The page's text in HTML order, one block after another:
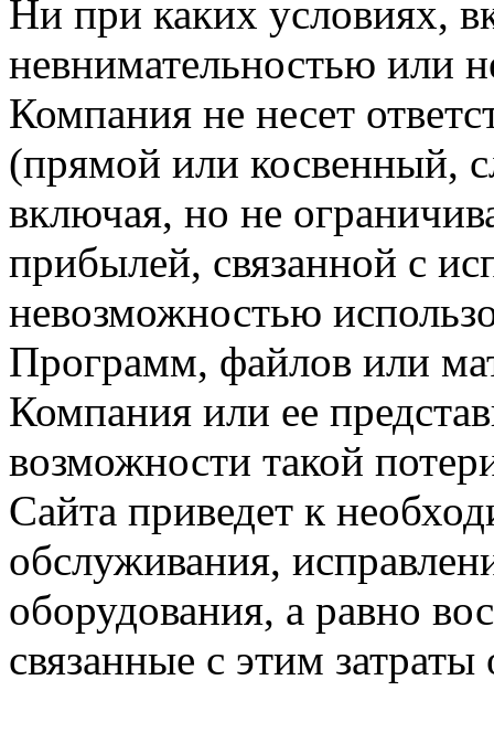
Ни при каких условиях,
невнимательностью или
Компания не несет
(прямой или косвенный,
включая, но не
прибылей, связанной с
невозможностью
Программ, файлов или
Компания или ее
возможности такой
Сайта приведет к
обслуживания,
оборудования, а равно
связанные с этим